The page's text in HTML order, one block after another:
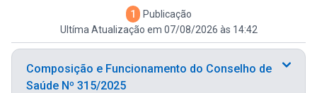
1
Publicação
Ultíma Atualização em 07/08/2026 às 14:42
Composição e Funcionamento do Conselho de
Saúde Nº 315/2025